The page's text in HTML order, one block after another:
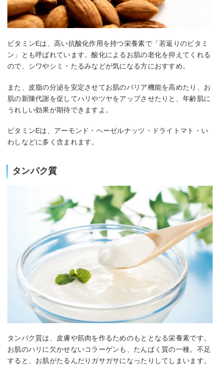
ビタミンEは、高い抗酸化作用を持つ栄養素で「若返りのビタミ
ン」とも呼ばれています。酸化によるお肌の老化を抑えてくれる
ので、シワやシミ・たるみなどが気になる方におすすめ。
また、皮脂の分泌を安定させてお肌のバリア機能を高めたり、お
肌の新陳代謝を促してハリやツヤをアップさせたりと、年齢肌に
うれしい効果が期待できますよ。
ビタミンEは、アーモンド・ヘーゼルナッツ・ドライトマト・い
わしなどに多く含まれます。
タンパク質
タンパク質は、皮膚や筋肉を作るためのもととなる栄養素です。
お肌のハリに欠かせないコラーゲンも、たんぱく質の一種。不足
すると、お肌がたるんだりガサガサになったりしてしまいます。